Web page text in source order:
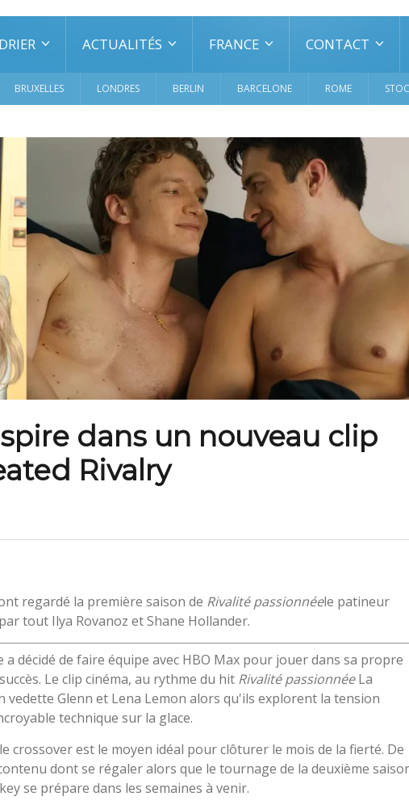
ACTUALITÉS FRANCE CONTACT
BRUXELLES LONDRES BERLIN BARCELONE ROME
dans un nouveau clip
Rivalry
regardé la première saison de Rivalité passionnéele patineur
tout Ilya Rovanoz et Shane Hollander.
décidé de faire équipe avec HBO Max pour jouer dans sa propre
Le clip cinéma, au rythme du hit Rivalité passionnéeLa
vedette Glenn et Lena Lemon alors qu'ils explorent la tension
technique sur la glace.
crossover est le moyen idéal pour clôturer le mois de la fierté. De
dont se régaler alors que le tournage de la deuxième
se prépare dans les semaines à venir.